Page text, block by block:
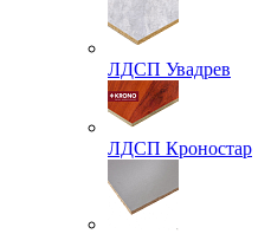
ЛДСП Увадрев
ЛДСП Кроностар